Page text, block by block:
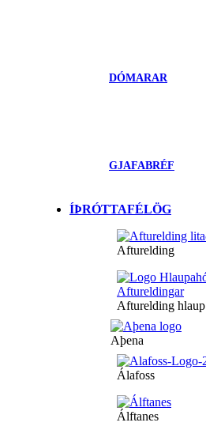
DÓMARAR
GJAFABRÉF
ÍÞRÓTTAFÉLÖG
Afturelding
Afturelding hlaup
Aþena
Álafoss
Álftanes